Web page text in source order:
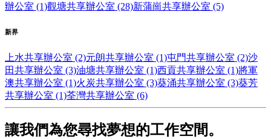
辦公室 (1)觀塘共享辦公室 (28)新蒲崗共享辦公室 (5)
新界
上水共享辦公室 (2)元朗共享辦公室 (1)屯門共享辦公室 (2)沙
田共享辦公室 (3)油塘共享辦公室 (1)西貢共享辦公室 (1)將軍
澳共享辦公室 (1)火炭共享辦公室 (3)葵涌共享辦公室 (3)葵芳
共享辦公室 (1)荃灣共享辦公室 (6)
讓我們為您尋找夢想的工作空間。